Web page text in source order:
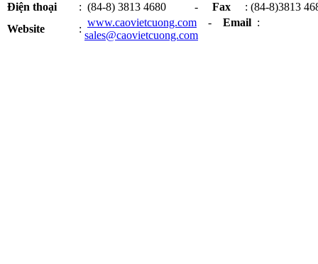
Điện thoại
: (84-8) 3813 4680 - Fax
: (84-8)3813
Website
:
www.caovietcuong.com - Email :
sales@caovietcuong.com